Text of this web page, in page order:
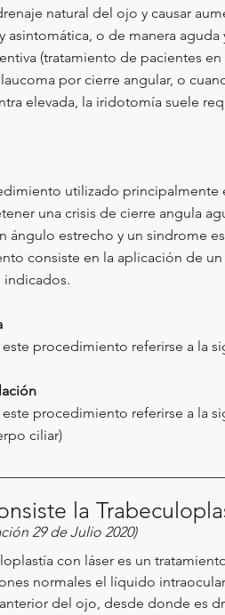
natural del ojo y causar
asintomática, o de manera
(tratamiento de pacientes
por cierre angular, o
elevada, la iridotomía suele
utilizado principalmente
una crisis de cierre angula
ángulo estrecho y un sindrome
consiste en la aplicación de
indicados.
procedimiento referirse a la
este procedimiento referirse a la
ciliar)
la
29 de Julio 2020)
con láser es un
normales el líquido
del ojo, desde donde es